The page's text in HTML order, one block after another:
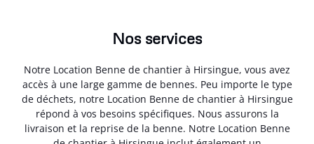
Nos services
Notre Location Benne de chantier à Hirsingue, vous avez
accès à une large gamme de bennes. Peu importe le type
de déchets, notre Location Benne de chantier à Hirsingue
répond à vos besoins spécifiques. Nous assurons la
livraison et la reprise de la benne. Notre Location Benne